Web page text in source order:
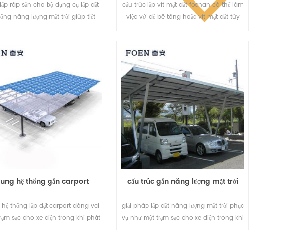
ráp sẵn cho bộ dụng cụ lắp đặt
năng lượng mặt trời giúp tiết
cấu trúc lắp vít mặt đất foenan có thể làm
việc với đế bê tông hoặc vít mặt đất tùy
hệ thống gắn carport
thống lắp đặt carport đóng vai
sạc cho xe điện trong khi phát
cấu trúc gắn năng lượng mặt trời
giải pháp lắp đặt năng lượng mặt trời phục
vụ như một trạm sạc cho xe điện trong khi